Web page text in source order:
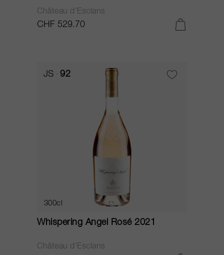
Château d'Esclans
CHF 529.70
JS 92
300cl
Whispering Angel Rosé 2021
Château d'Esclans